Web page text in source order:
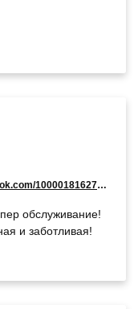
https://www.facebook.com/100001816272982
обслуживание!
и заботливая!